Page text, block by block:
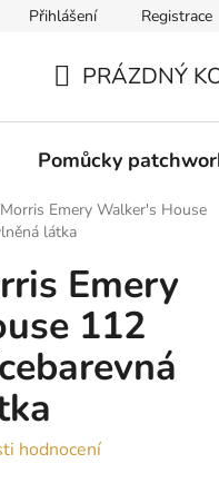
Obchodní podmínky
Přihlášení Registrace
KOŠÍK
PRÁZDNÝ
Pomůcky
Emery Walker's House
látka
Emery
112
hodnocení